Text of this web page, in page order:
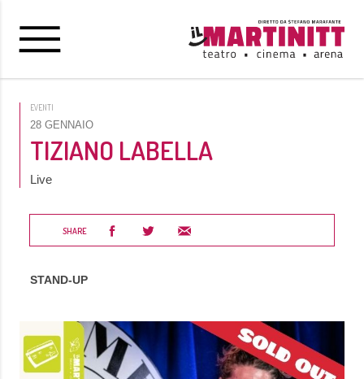
EVENTI
28 GENNAIO
TIZIANO LABELLA
Live
SHARE
STAND-UP